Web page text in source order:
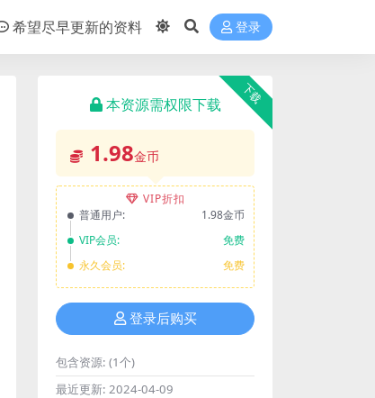
希望尽早更新的资料 登录
下载
本资源需权限下载
1.98金币
VIP折扣
普通用户:
1.98金币
VIP会员:
免费
永久会员:
免费
登录后购买
包含资源: (1个)
最近更新: 2024-04-09